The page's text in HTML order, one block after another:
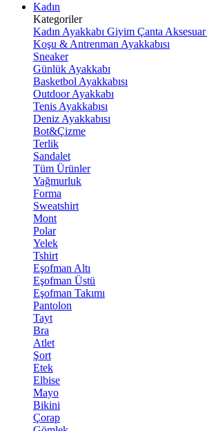
Kadın
Kategoriler
Kadın Ayakkabı Giyim Çanta Aksesuar
Koşu & Antrenman Ayakkabısı
Sneaker
Günlük Ayakkabı
Basketbol Ayakkabısı
Outdoor Ayakkabı
Tenis Ayakkabısı
Deniz Ayakkabısı
Bot&Çizme
Terlik
Sandalet
Tüm Ürünler
Yağmurluk
Forma
Sweatshirt
Mont
Polar
Yelek
Tshirt
Eşofman Altı
Eşofman Üstü
Eşofman Takımı
Pantolon
Tayt
Bra
Atlet
Şort
Etek
Elbise
Mayo
Bikini
Çorap